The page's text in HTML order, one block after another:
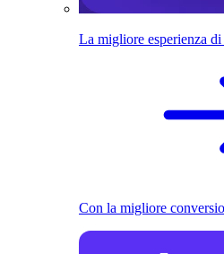
La migliore esperienza
Con la migliore